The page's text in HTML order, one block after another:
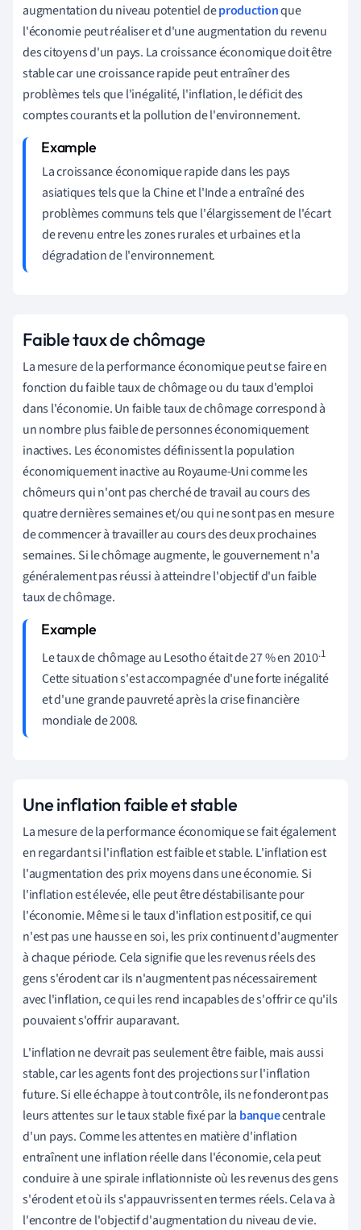
augmentation du niveau potentiel deproductionque
l'économie peut réaliser et d'une augmentation du revenu
des citoyens d'un pays. La croissance économique doit être
stable car une croissance rapide peut entraîner des
problèmes tels que l'inégalité, l'inflation, le déficit des
comptes courants et la pollution de l'environnement.
La croissance économique rapide dans les pays
asiatiques tels que la Chine et l'Inde a entraîné des
problèmes communs tels que l'élargissement de l'écart
de revenu entre les zones rurales et urbaines et la
dégradation de l'environnement.
Faible taux de chômage
La mesure de la performance économique peut se faire en
fonction du faible taux de chômage ou du taux d'emploi
dans l'économie. Un faible taux de chômage correspond à
un nombre plus faible de personnes économiquement
inactives. Les économistes définissent la population
économiquement inactiveau Royaume-Uni comme les
chômeurs qui n'ont pas cherché de travail au cours des
quatre dernières semaines et/ou qui ne sont pas en mesure
de commencer à travailler au cours des deux prochaines
semaines. Si le chômage augmente, le gouvernement n'a
généralement pas réussi à atteindre l'objectif d'un faible
taux de chômage.
Le taux de chômage au Lesotho était de 27 % en 2010.1
Cette situation s'est accompagnée d'une forte inégalité
et d'une grande pauvreté après la crise financière
mondiale de 2008.
Une inflation faible et stable
La mesure de la performance économique se fait également
en regardant si l'inflation est faible et stable. L'inflation est
l'augmentationdesprix moyens dans une économie. Si
l'inflation est élevée, elle peut être déstabilisante pour
l'économie. Même si le taux d'inflation est positif, ce qui
n'est pas une hausse en soi, les prix continuent d'augmenter
à chaque période. Cela signifie que les revenus réels des
gens s'érodent car ils n'augmentent pas nécessairement
avec l'inflation, ce qui les rend incapables de s'offrir ce qu'ils
pouvaient s'offrir auparavant.
L'inflation ne devrait pas seulement être faible, mais aussi
stable, car les agents font des projections sur l'inflation
future. Si elle échappe à tout contrôle, ils ne fonderont pas
leurs attentes sur le taux stable fixé par la banquecentrale
d'un pays. Comme les attentes en matière d'inflation
entraînent une inflation réelle dans l'économie, cela peut
conduire à une spirale inflationniste où les revenus des gens
s'érodent et où ils s'appauvrissent en termes réels. Cela va à
l'encontre de l'objectif d'augmentation du niveau de vie.